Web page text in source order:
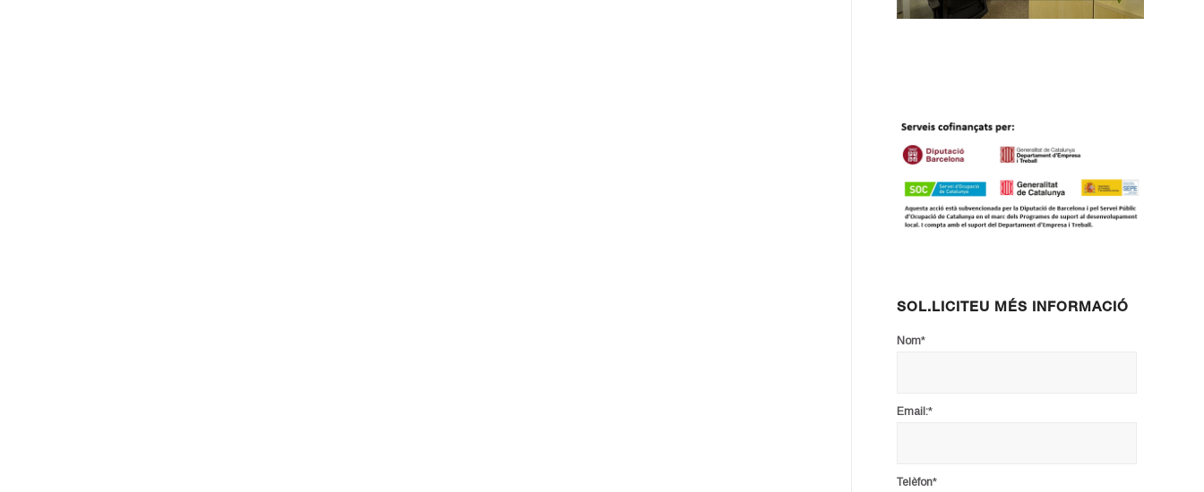
SOL.LICITEU MÉS INFORMACIÓ
Nom*
Email:*
Telèfon*